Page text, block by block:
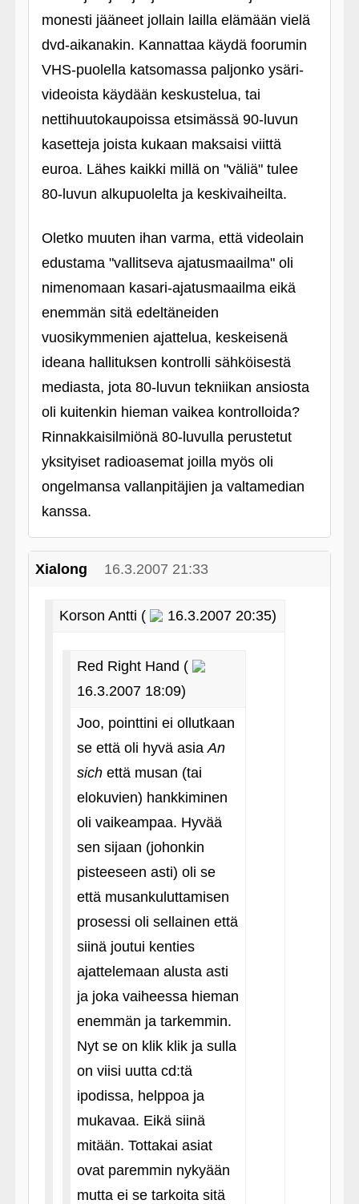
monesti jääneet jollain lailla elämään vielä
dvd-aikanakin. Kannattaa käydä foorumin
VHS-puolella katsomassa paljonko ysäri-
videoista käydään keskustelua, tai
nettihuutokaupoissa etsimässä 90-luvun
kasetteja joista kukaan maksaisi viittä
euroa. Lähes kaikki millä on "väliä" tulee
80-luvun alkupuolelta ja keskivaiheilta.
Oletko muuten ihan varma, että videolain
edustama "vallitseva ajatusmaailma" oli
nimenomaan kasari-ajatusmaailma eikä
enemmän sitä edeltäneiden
vuosikymmenien ajattelua, keskeisenä
ideana hallituksen kontrolli sähköisestä
mediasta, jota 80-luvun tekniikan ansiosta
oli kuitenkin hieman vaikea kontrolloida?
Rinnakkaisilmiönä 80-luvulla perustetut
yksityiset radioasemat joilla myös oli
ongelmansa vallanpitäjien ja valtamedian
kanssa.
Xialong 16.3.2007 21:33
Korson Antti ( 16.3.2007 20:35)
Red Right Hand (
16.3.2007 18:09)
Joo, pointtini ei ollutkaan
se että oli hyvä asiaAn
sichettä musan (tai
elokuvien) hankkiminen
oli vaikeampaa. Hyvää
sen sijaan (johonkin
pisteeseen asti) oli se
että musankuluttamisen
prosessi oli sellainen että
siinä joutui kenties
ajattelemaan alusta asti
ja joka vaiheessa hieman
enemmän ja tarkemmin.
Nyt se on klik klik ja sulla
on viisi uutta cd:tä
ipodissa, helppoa ja
mukavaa. Eikä siinä
mitään. Tottakai asiat
ovat paremmin nykyään
mutta ei se tarkoita sitä